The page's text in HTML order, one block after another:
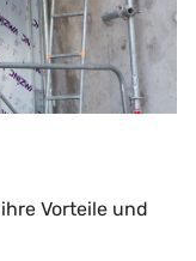
Vorteile und